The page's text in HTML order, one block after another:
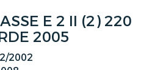
E 2 II (2) 220
2005
2002